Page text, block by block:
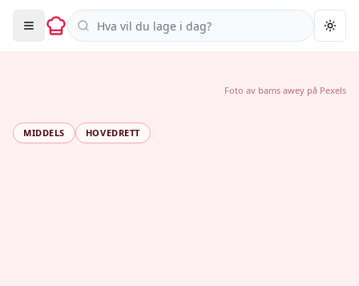
Søk i oppskrifter
MIDDELS HOVEDRETT
Foto av bams awey på Pexels